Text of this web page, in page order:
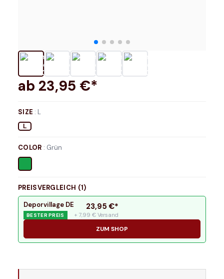
ab 23,95 €*
SIZE : L
L
COLOR : Grün
PREISVERGLEICH (1)
Deporvillage DE
BESTER PREIS
23,95 €*
+ 7,99 € Versand
ZUM SHOP